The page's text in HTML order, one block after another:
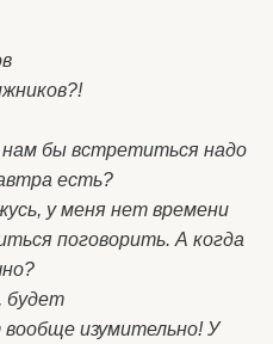
бы встретиться надо
есть?
у меня нет времени
поговорить. А когда
будет
вообще изумительно! У